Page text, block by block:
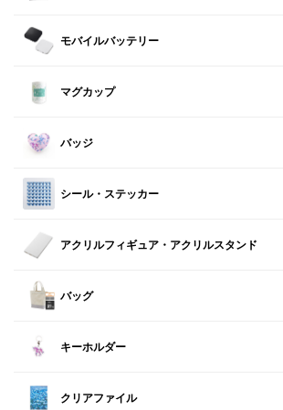
モバイルバッテリー
マグカップ
バッジ
シール・ステッカー
アクリルフィギュア・アクリルスタンド
バッグ
キーホルダー
クリアファイル